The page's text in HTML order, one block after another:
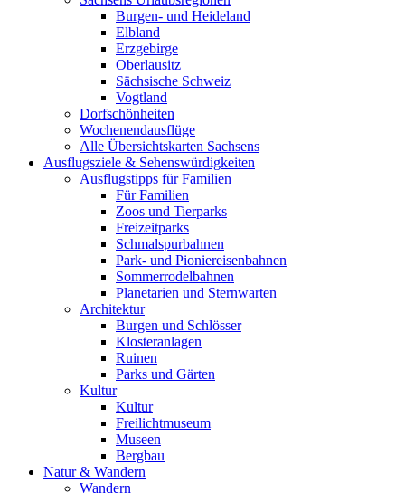
Burgen- und Heideland
Elbland
Erzgebirge
Oberlausitz
Sächsische Schweiz
Vogtland
Dorfschönheiten
Wochenendausflüge
Alle Übersichtskarten Sachsens
Ausflugsziele & Sehenswürdigkeiten
Ausflugstipps für Familien
Für Familien
Zoos und Tierparks
Freizeitparks
Schmalspurbahnen
Park- und Pioniereisenbahnen
Sommerrodelbahnen
Planetarien und Sternwarten
Architektur
Burgen und Schlösser
Klosteranlagen
Ruinen
Parks und Gärten
Kultur
Kultur
Freilichtmuseum
Museen
Bergbau
Natur & Wandern
Wandern